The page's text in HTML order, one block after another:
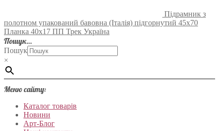
Підрамник з
полотном упакований бавовна (Італія) підгорнутий 45х70
Планка 40х17 ПП Трек Україна
Пошук…
Пошук
×
Меню сайту:
Каталог товарів
Новини
Арт-Блог